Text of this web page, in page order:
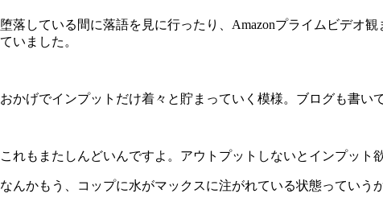
堕落している間に落語を見に行ったり、Amazonプライムビデオ
ていました。
おかげでインプットだけ着々と貯まっていく模様。ブログも書い
これもまたしんどいんですよ。アウトプットしないとインプット
なんかもう、コップに水がマックスに注がれている状態っていう